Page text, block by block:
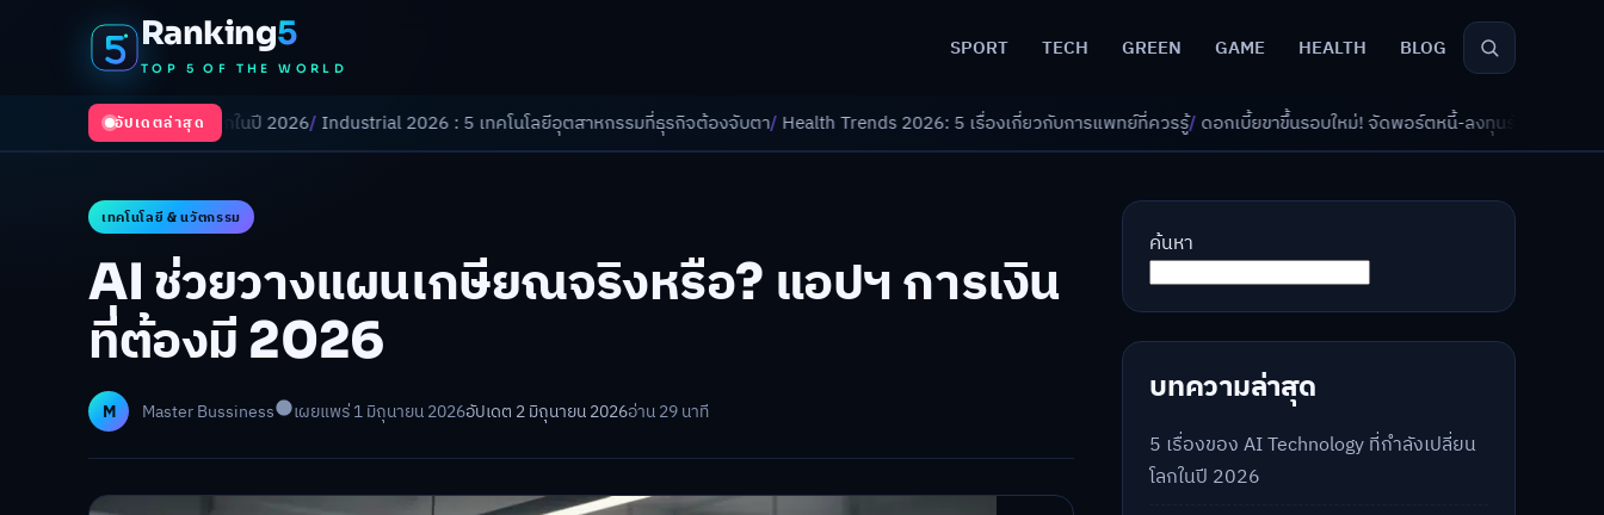
Ranking5
TOP 5 OF THE WORLD
SPORT TECH GREEN GAME HEALTH BLOG
อัปเดตล่าสุด
ปลี่ยนโลกในปี 2026/Industrial 2026 : 5 เทคโนโลยีอุตสาหกรรมที่ธุรกิจต้องจับตา/Health Trends 2026: 5 เรื่องเกี่ยวกับการแพทย์ที่ควรรู้/ดอกเบี้ยขาขึ้นรอบใหม่! จัดพอร์ตหนี้-ลงทุนรับมืออย่างไรดี?/AI จัดพอร์ตเกษี
เทคโนโลยี & นวัตกรรม
AI ช่วยวางแผนเกษียณจริงหรือ? แอปฯ การเงิน
ที่ต้องมี 2026
M Master Bussiness เผยแพร่ 1 มิถุนายน 2026อัปเดต 2 มิถุนายน 2026อ่าน 29 นาที
ค้นหา
บทความล่าสุด
5 เรื่องของ AI Technology ที่กำลังเปลี่ยน
โลกในปี 2026